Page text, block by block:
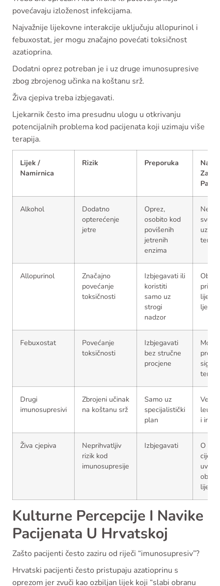
povećavaju izloženost infekcijama.
Najvažnije lijekovne interakcije uključuju allopurinol i
febuxostat, jer mogu značajno povećati toksičnost
azatioprina.
Dodatni oprez potreban je i uz druge imunosupresive
zbog zbrojenog učinka na koštanu srž.
Živa cjepiva treba izbjegavati.
Ljekarnik često ima presudnu ulogu u otkrivanju
potencijalnih problema kod pacijenata koji uzimaju više
terapija.
Lijek /
Namirnica
Rizik Preporuka
Za
Alkohol
Dodatno
opterećenje
jetre
Oprez,
osobito kod
povišenih
jetrenih
enzima
Ne
svoju
uz
Allopurinol
Značajno
povećanje
toksičnosti
Izbjegavati ili
koristiti
samo uz
strogi
nadzor
Febuxostat
Povećanje
toksičnosti
Izbjegavati
bez stručne
procjene
Može
Drugi
imunosupresivi
Zbrojeni učinak
na koštanu srž
Samo uz
specijalistički
plan
Veći
i
Živa cjepiva
Neprihvatljiv
rizik kod
imunosupresije
Izbjegavati
O
uvijek
Kulturne Percepcije I Navike
Pacijenata U Hrvatskoj
Zašto pacijenti često zaziru od riječi “imunosupresiv”?
Hrvatski pacijenti često pristupaju azatioprinu s
oprezom jer zvuči kao ozbiljan lijek koji “slabi obranu